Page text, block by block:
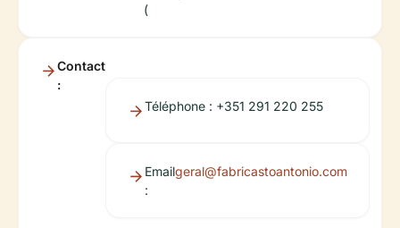
(
Contact
:
Téléphone : +351 291 220 255
Email
:
geral@fabricastoantonio.com